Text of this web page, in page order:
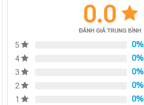
0.0
ĐÁNH GIÁ TRUNG BÌNH
5 0%
4
0%
3
0%
2
0%
1
0%